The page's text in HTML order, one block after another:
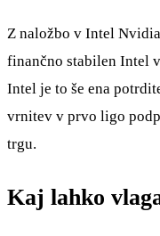
Z naložbo v Intel
finančno stabilen Intel
Intel je to še ena
vrnitev v prvo ligo
trgu.
Kaj lahko